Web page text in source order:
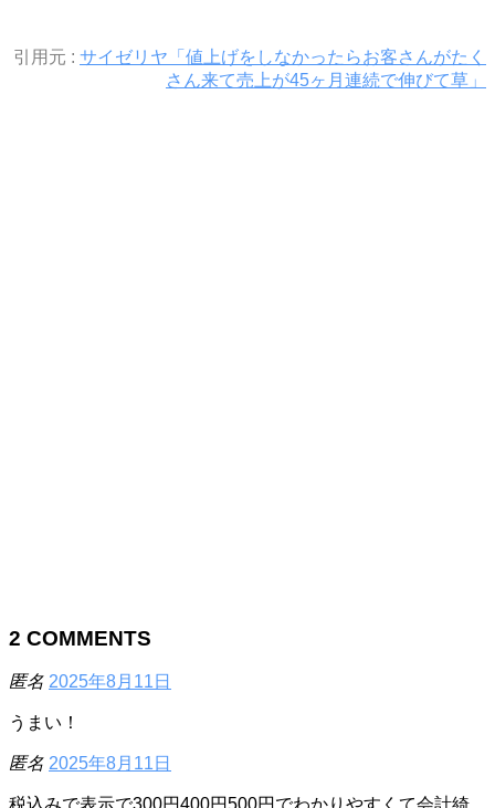
引用元 : サイゼリヤ「値上げをしなかったらお客さんがたく
さん来て売上が45ヶ月連続で伸びて草」
2 COMMENTS
匿名 2025年8月11日
うまい！
匿名 2025年8月11日